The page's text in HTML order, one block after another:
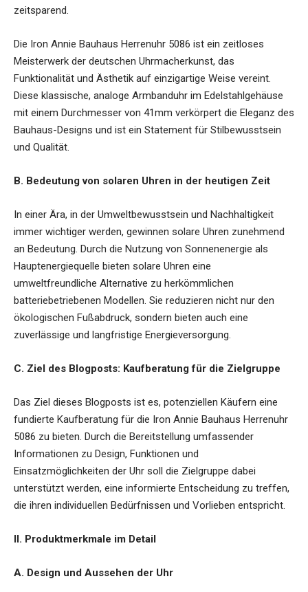
zeitsparend.
Die Iron Annie Bauhaus Herrenuhr 5086 ist ein zeitloses
Meisterwerk der deutschen Uhrmacherkunst, das
Funktionalität und Ästhetik auf einzigartige Weise vereint.
Diese klassische, analoge Armbanduhr im Edelstahlgehäuse
mit einem Durchmesser von 41mm verkörpert die Eleganz des
Bauhaus-Designs und ist ein Statement für Stilbewusstsein
und Qualität.
B. Bedeutung von solaren Uhren in der heutigen Zeit
In einer Ära, in der Umweltbewusstsein und Nachhaltigkeit
immer wichtiger werden, gewinnen solare Uhren zunehmend
an Bedeutung. Durch die Nutzung von Sonnenenergie als
Hauptenergiequelle bieten solare Uhren eine
umweltfreundliche Alternative zu herkömmlichen
batteriebetriebenen Modellen. Sie reduzieren nicht nur den
ökologischen Fußabdruck, sondern bieten auch eine
zuverlässige und langfristige Energieversorgung.
C. Ziel des Blogposts: Kaufberatung für die Zielgruppe
Das Ziel dieses Blogposts ist es, potenziellen Käufern eine
fundierte Kaufberatung für die Iron Annie Bauhaus Herrenuhr
5086 zu bieten. Durch die Bereitstellung umfassender
Informationen zu Design, Funktionen und
Einsatzmöglichkeiten der Uhr soll die Zielgruppe dabei
unterstützt werden, eine informierte Entscheidung zu treffen,
die ihren individuellen Bedürfnissen und Vorlieben entspricht.
II. Produktmerkmale im Detail
A. Design und Aussehen der Uhr